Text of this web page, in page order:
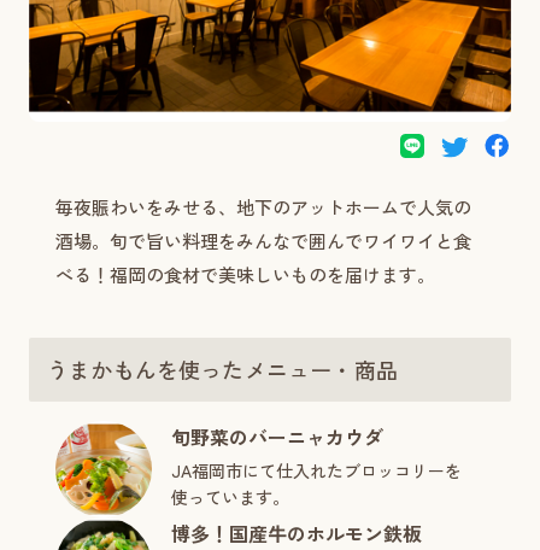
毎夜賑わいをみせる、地下のアットホームで人気の
酒場。旬で旨い料理をみんなで囲んでワイワイと食
べる！福岡の食材で美味しいものを届けます。
うまかもんを使ったメニュー・商品
旬野菜のバーニャカウダ
JA福岡市にて仕入れたブロッコリーを
使っています。
博多！国産牛のホルモン鉄板